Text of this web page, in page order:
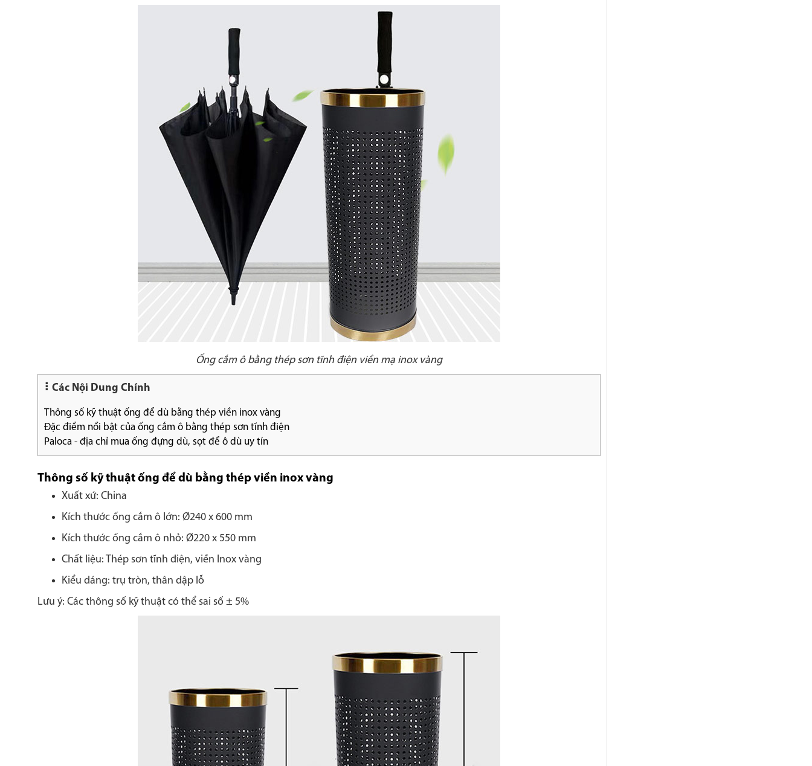
Ống cắm ô bằng thép sơn tĩnh điện viền mạ inox vàng
Các Nội Dung Chính
Thông số kỹ thuật ống để dù bằng thép viền inox vàng
Đặc điểm nổi bật của ống cắm ô bằng thép sơn tĩnh điện
Paloca - địa chỉ mua ống đựng dù, sọt để ô dù uy tín
Thông số kỹ thuật ống để dù bằng thép viền inox vàng
Xuất xứ: China
Kích thước ống cắm ô lớn: Ø240 x 600 mm
Kích thước ống cắm ô nhỏ: Ø220 x 550 mm
Chất liệu: Thép sơn tĩnh điện, viền Inox vàng
Kiểu dáng: trụ tròn, thân dập lỗ
Lưu ý: Các thông số kỹ thuật có thể sai số ± 5%